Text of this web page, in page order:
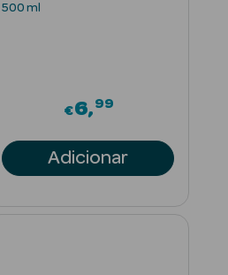
500 ml
€6 99
Adicionar